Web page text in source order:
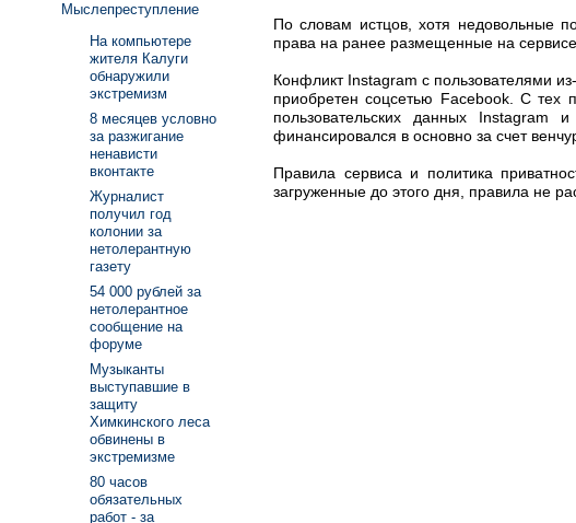
По словам истцов, хотя недовольные
права на ранее размещенные на
Конфликт Instagram с пользователями
приобретен соцсетью Facebook. С тех
пользовательских данных
финансировался в основно за счет
Правила сервиса и политика
загруженные до этого дня, правила не
Мыслепреступление
На компьютере
жителя Калуги
обнаружили
экстремизм
8 месяцев условно
за разжигание
ненависти
вконтакте
Журналист
получил год
колонии за
нетолерантную
газету
54 000 рублей за
нетолерантное
сообщение на
форуме
Музыканты
выступавшие в
защиту
Химкинского леса
обвинены в
экстремизме
80 часов
обязательных
работ - за